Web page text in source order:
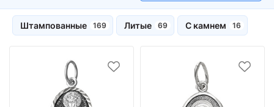
Штампованные Литые С камнем